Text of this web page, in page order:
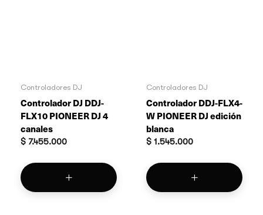
Controladores DJ
Controlador DJ DDJ-
FLX10 PIONEER DJ 4
canales
$ 7.455.000
Controladores DJ
Controlador DDJ-FLX4-
W PIONEER DJ edición
blanca
$ 1.545.000